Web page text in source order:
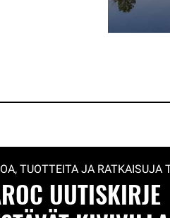
TUOTTEITA JA RATKAISUJA
UUTISKIRJE